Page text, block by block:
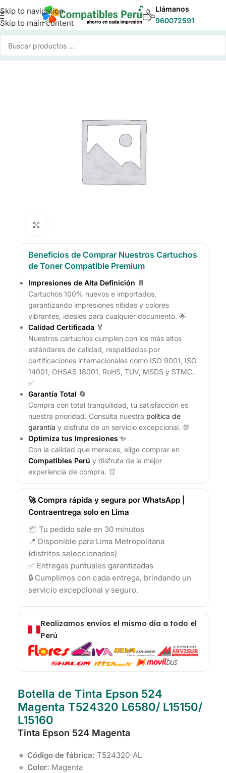
Skip to navigation
Skip to main content
Llámanos
960072591
Inicio/Tinta para Impresoras/Tinta Compatible Epson
Beneficios de Comprar Nuestros Cartuchos
de Toner Compatible Premium
Impresiones de Alta Definición 📄
Cartuchos 100% nuevos e importados,
garantizando impresiones nítidas y colores
vibrantes, ideales para cualquier documento. 🌟
Calidad Certificada 🏅
Nuestros cartuchos cumplen con los más altos
estándares de calidad, respaldados por
certificaciones internacionales como ISO 9001, ISO
14001, OHSAS 18001, RoHS, TUV, MSDS y STMC.
✅
Garantía Total 🔄
Compra con total tranquilidad, tu satisfacción es
nuestra prioridad. Consulta nuestra política de
garantía y disfruta de un servicio excepcional. 💯
Optimiza tus Impresiones ✨
Con la calidad que mereces, elige comprar en
Compatibles Perú y disfruta de la mejor
experiencia de compra. 🛒
🚀 Compra rápida y segura por WhatsApp |
Contraentrega solo en Lima
📦 Tu pedido sale en 30 minutos
📍 Disponible para Lima Metropolitana
(distritos seleccionados)
✅ Entregas puntuales garantizadas
🔒 Cumplimos con cada entrega, brindando un
servicio excepcional y seguro.
Realizamos envíos el mismo día a todo el
Perú
Botella de Tinta Epson 524
Magenta T524320 L6580/ L15150/
L15160
Tinta Epson 524 Magenta
🔹 Código de fábrica: T524320-AL
🔹 Color: Magenta